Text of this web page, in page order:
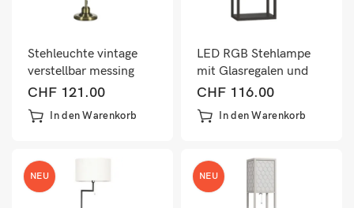
Stehleuchte vintage
verstellbar messing
look bronze
CHF 121.00
In den Warenkorb
LED RGB Stehlampe
mit Glasregalen und
Fernbedienung
schwarz
CHF 116.00
In den Warenkorb
NEU NEU